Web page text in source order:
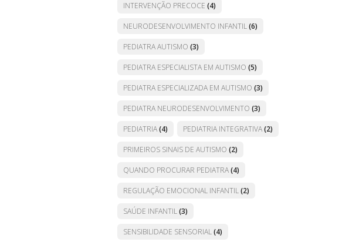
INTERVENÇÃO PRECOCE (4)
NEURODESENVOLVIMENTO INFANTIL(6)
PEDIATRA AUTISMO (3)
PEDIATRA ESPECIALISTA EM AUTISMO (5)
PEDIATRA ESPECIALIZADA EM AUTISMO (3)
PEDIATRA NEURODESENVOLVIMENTO (3)
PEDIATRIA(4) PEDIATRIA INTEGRATIVA(2)
PRIMEIROS SINAIS DE AUTISMO (2)
QUANDO PROCURAR PEDIATRA(4)
REGULAÇÃO EMOCIONAL INFANTIL(2)
SAÚDE INFANTIL(3)
SENSIBILIDADE SENSORIAL(4)